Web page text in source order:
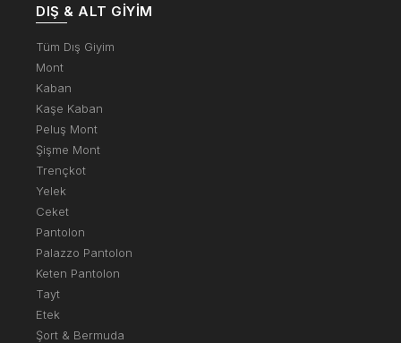
DIŞ & ALT GIYIM
Tüm Dış Giyim
Mont
Kaban
Kaşe Kaban
Peluş Mont
Şişme Mont
Trençkot
Yelek
Ceket
Pantolon
Palazzo Pantolon
Keten Pantolon
Tayt
Etek
Şort & Bermuda